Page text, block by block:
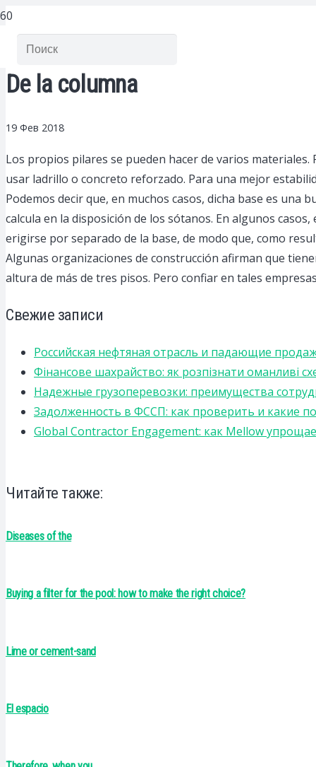
De la columna
19 Фев 2018
Los propios pilares se pueden hacer de varios materiales.
usar ladrillo o concreto reforzado. Para una mejor
Podemos decir que, en muchos casos, dicha base es una
calcula en la disposición de los sótanos. En algunos
erigirse por separado de la base, de modo que, como
Algunas organizaciones de construcción afirman que
altura de más de tres pisos. Pero confiar en tales
Свежие записи
Российская нефтяная отрасль и падающие
Фінансове шахрайство: як розпізнати оманливі
Надежные грузоперевозки: преимущества
Задолженность в ФССП: как проверить и какие
Global Contractor Engagement: как Mellow
Читайте также:
Diseases of the
Buying a filter for the pool: how to make the right choice?
Lime or cement-sand
El espacio